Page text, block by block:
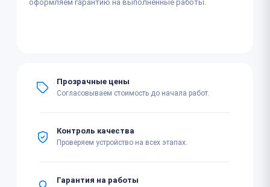
оформляем гарантию на выполненные работы.
Прозрачные цены
Согласовываем стоимость до начала работ.
Контроль качества
Проверяем устройство на всех этапах.
Гарантия на работы